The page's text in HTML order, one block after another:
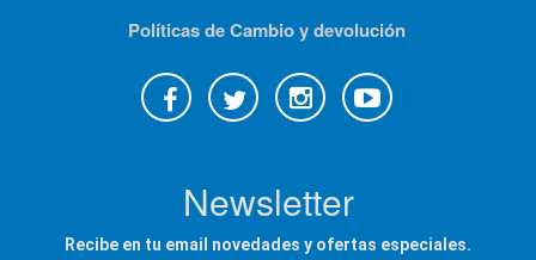
Políticas de Cambio y devolución
Newsletter
Recibe en tu email novedades y ofertas especiales.